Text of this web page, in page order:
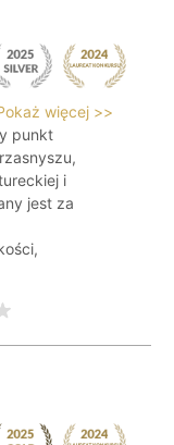
więcej >>
punkt
i
jest za